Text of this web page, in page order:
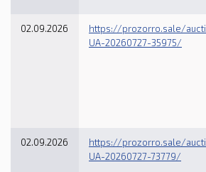
02.09.2026
https://prozorro.sale/
UA-20260727-35975/
02.09.2026
https://prozorro.sale/
UA-20260727-73779/